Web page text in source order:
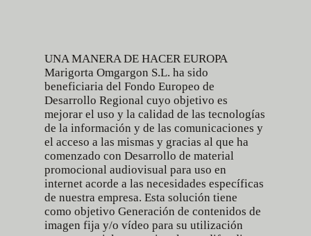
UNA MANERA DE HACER EUROPA
Marigorta Omgargon S.L. ha sido
beneficiaria del Fondo Europeo de
Desarrollo Regional cuyo objetivo es
mejorar el uso y la calidad de las tecnologías
de la información y de las comunicaciones y
el acceso a las mismas y gracias al que ha
comenzado con Desarrollo de material
promocional audiovisual para uso en
internet acorde a las necesidades específicas
de nuestra empresa. Esta solución tiene
como objetivo Generación de contenidos de
imagen fija y/o vídeo para su utilización